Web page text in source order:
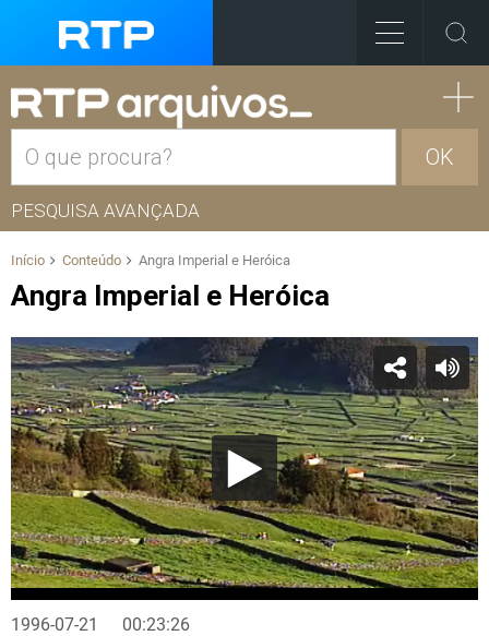
OK
PESQUISA AVANÇADA
Início Conteúdo Angra Imperial e Heróica
Angra Imperial e Heróica
1996-07-21 00:23:26